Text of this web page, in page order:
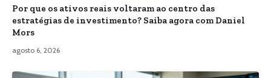
Por que os ativos reais voltaram ao centro das
estratégias de investimento? Saiba agora com Daniel
Mors
agosto 6, 2026